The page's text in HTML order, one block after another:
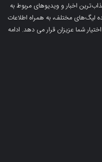
اخبار و ویدیوهای مربوط به
لیگ‌های مختلف، به همراه اطلاعات
شما عزیزان قرار می دهد. ادامه